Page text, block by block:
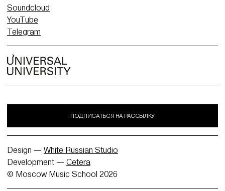
Soundcloud
YouTube
Telegram
ПОДПИСАТЬСЯ НА РАССЫЛКУ
Design — White Russian Studio
Development — Cetera
© Moscow Music School 2026